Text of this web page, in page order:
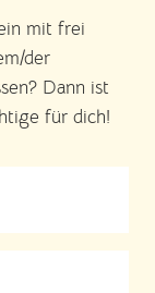
mit frei
der
Dann ist
für dich!